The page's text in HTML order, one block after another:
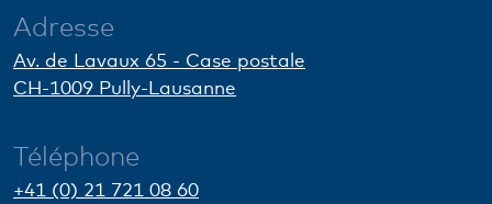
Adresse
Av. de Lavaux 65 - Case postale
CH-1009 Pully-Lausanne
Téléphone
+41 (0) 21 721 08 60